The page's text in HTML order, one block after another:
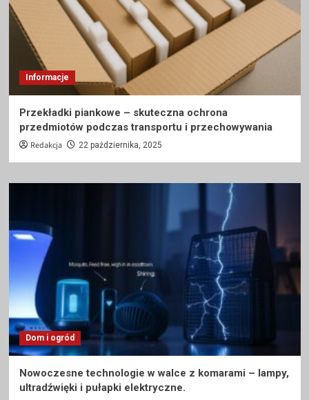
Informacje
Przekładki piankowe – skuteczna ochrona
przedmiotów podczas transportu i przechowywania
Redakcja 22 października, 2025
Dom i ogród
Nowoczesne technologie w walce z komarami – lampy,
ultradźwięki i pułapki elektryczne.